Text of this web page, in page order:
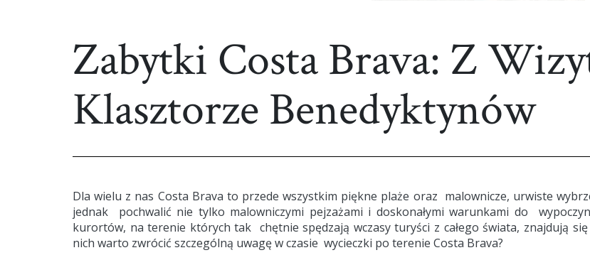
Zabytki Costa Brava: Z
Klasztorze Benedyktynów
Dla wielu z nas Costa Brava to przede wszystkim piękne plaże oraz malownicze, urwiste
jednak pochwalić nie tylko malowniczymi pejzażami i doskonałymi warunkami do
kurortów, na terenie których tak chętnie spędzają wczasy turyści z całego świata, znajdują
nich warto zwrócić szczególną uwagę w czasie wycieczki po terenie Costa Brava?